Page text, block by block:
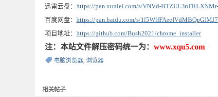
迅雷云盘： https://pan.xunlei.com/s/VNVd-
百度网盘： https://pan.baidu.com/s/
项目地址： https://github.com/Bush2021/chrome_installer
注：本站文件解压密码统一为： www.xqu5.com
电脑浏览器, 浏览器
相关帖子